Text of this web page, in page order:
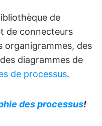
de
de connecteurs
organigrammes, des
diagrammes de
de processus.
des processus!